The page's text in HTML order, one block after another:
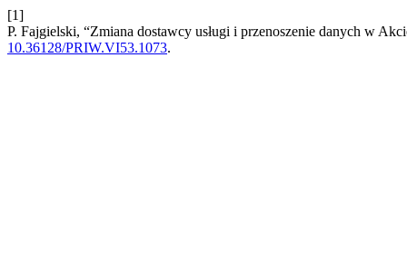
[1]
P. Fajgielski, “Zmiana dostawcy usługi i przenoszenie danych w
10.36128/PRIW.VI53.1073.